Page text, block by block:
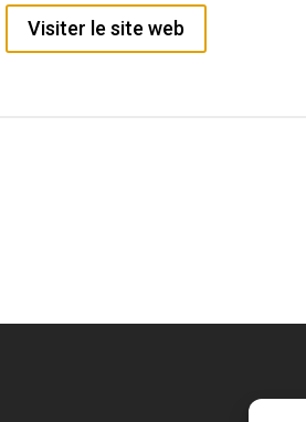
Visiter le site web